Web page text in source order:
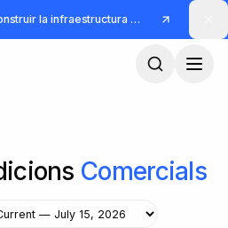
la infraestructura per a identitat i frau
Comercials